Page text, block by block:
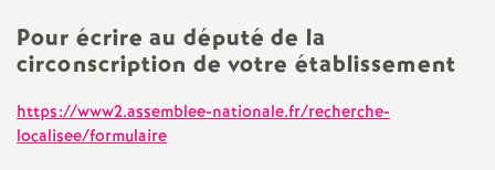
l
d
Pour écrire au député de la
circonscription de votre établissement
https://www2.assemblee-nationale.fr/recherche-
localisee/formulaire